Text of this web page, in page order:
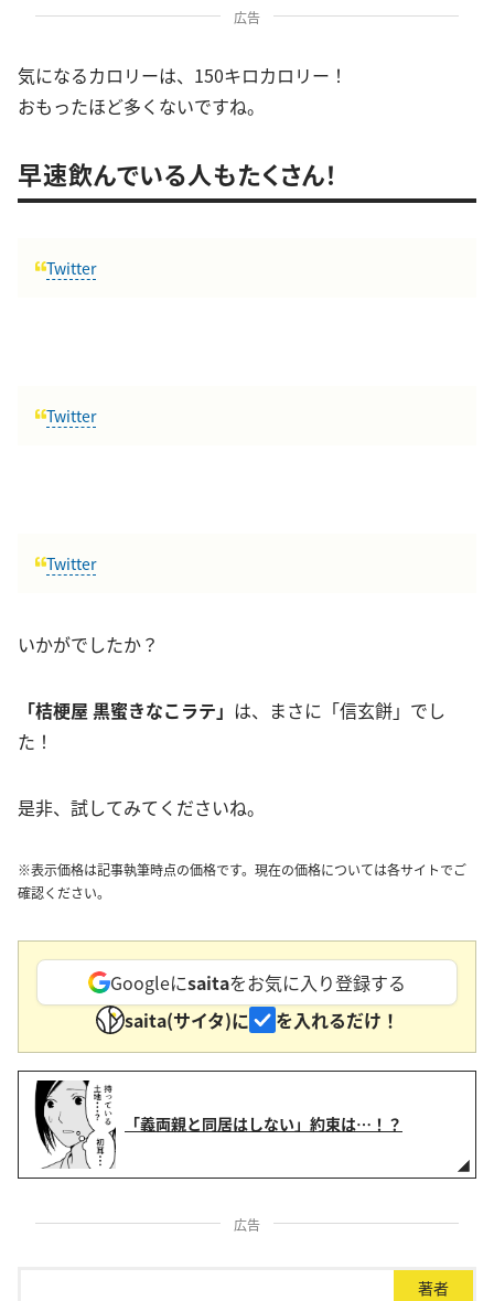
広告
気になるカロリーは、150キロカロリー！
おもったほど多くないですね。
早速飲んでいる人もたくさん！
Twitter
Twitter
Twitter
いかがでしたか？
「桔梗屋 黒蜜きなこラテ」 は、まさに「信玄餅」でし
た！
是非、試してみてくださいね。
※表示価格は記事執筆時点の価格です。現在の価格については各サイトでご
確認ください。
Googleにsaitaをお気に入り登録する
saita(サイタ)に
を入れるだけ！
「義両親と同居はしない」約束は…！？
広告
著者